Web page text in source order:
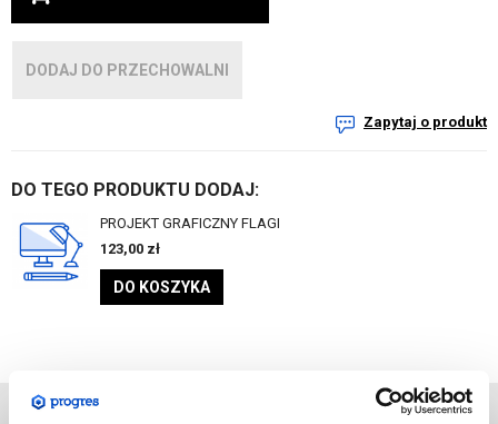
DODAJ DO PRZECHOWALNI
Zapytaj o produkt
DO TEGO PRODUKTU DODAJ:
PROJEKT GRAFICZNY FLAGI
123,00 zł
DO KOSZYKA
DANE